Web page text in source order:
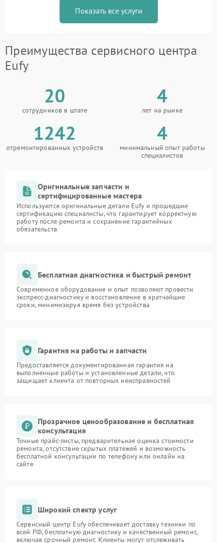
Показать все услуги
Преимущества сервисного центра
Eufy
20
сотрудников в штате
4
лет на рынке
1242
отремонтированных устройств
4
минимальный опыт работы
специалистов
Оригинальные запчасти и
сертифицированные мастера
Используются оригинальные детали Eufy и прошедшие
сертификацию специалисты, что гарантирует корректную
работу после ремонта и сохранение гарантийных
обязательств
Бесплатная диагностика и быстрый ремонт
Современное оборудование и опыт позволяют провести
экспресс-диагностику и восстановление в кратчайшие
сроки, минимизируя время без устройства
Гарантия на работы и запчасти
Предоставляется документированная гарантия на
выполненные работы и установленные детали, что
защищает клиента от повторных неисправностей
Прозрачное ценообразование и бесплатная
консультация
Точные прайс-листы, предварительная оценка стоимости
ремонта, отсутствие скрытых платежей и возможность
бесплатной консультации по телефону или онлайн на
сайте
Широкий спектр услуг
Сервисный центр Eufy обеспечивает доставку техники по
всей РФ, бесплатную диагностику и качественный ремонт,
включая срочный ремонт. Клиенты могут отслеживать